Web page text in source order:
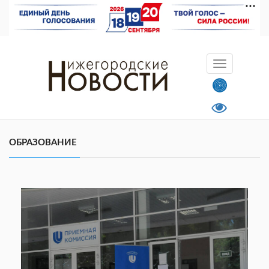
ОБРАЗОВАНИЕ